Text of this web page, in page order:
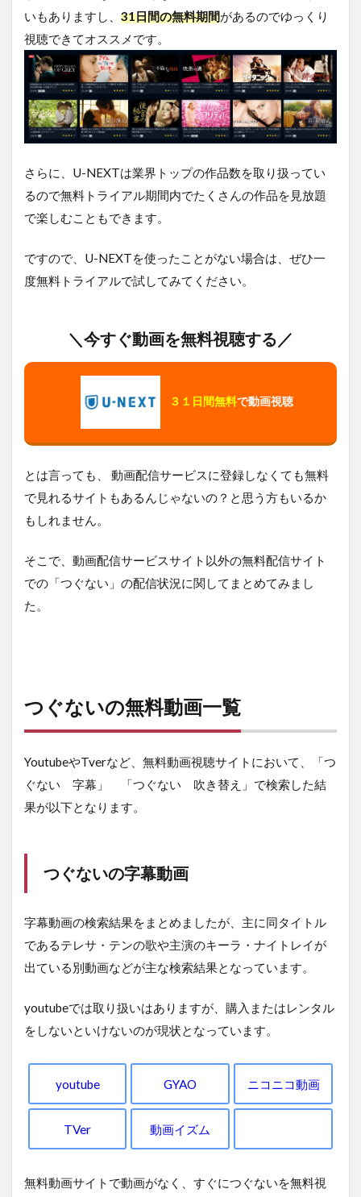
いもありますし、 31日間の無料期間があるのでゆっくり
視聴できてオススメです。
さらに、U-NEXTは業界トップの作品数を取り扱ってい
るので無料トライアル期間内でたくさんの作品を見放題
で楽しむこともできます。
ですので、U-NEXTを使ったことがない場合は、ぜひ一
度無料トライアルで試してみてください。
＼今すぐ動画を無料視聴する／
３１日間無料で動画視聴
とは言っても、 動画配信サービスに登録しなくても無料
で見れるサイトもあるんじゃないの？と思う方もいるか
もしれません。
そこで、動画配信サービスサイト以外の無料配信サイト
での「つぐない」の配信状況に関してまとめてみまし
た。
つぐないの無料動画一覧
YoutubeやTverなど、無料動画視聴サイトにおいて、「つ
ぐない 字幕」 「つぐない 吹き替え」で検索した結
果が以下となります。
つぐないの字幕動画
字幕動画の検索結果をまとめましたが、主に同タイトル
であるテレサ・テンの歌や主演のキーラ・ナイトレイが
出ている別動画などが主な検索結果となっています。
youtubeでは取り扱いはありますが、購入またはレンタル
をしないといけないのが現状となっています。
youtube GYAO ニコニコ動画
TVer 動画イズム
無料動画サイトで動画がなく、すぐにつぐないを無料視